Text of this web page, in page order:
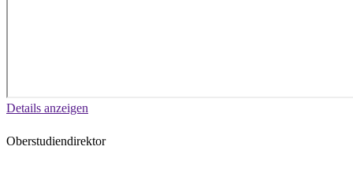
Details anzeigen
Oberstudiendirektor